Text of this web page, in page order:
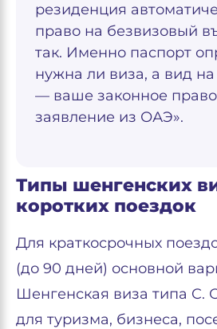
резиденция
право на безвизовый
так. Именно паспорт
нужна ли виза, а вид
— ваше законное
заявление из ОАЭ».
Типы шенгенских
коротких поездок
Для краткосрочных
(до 90 дней) основной
Шенгенская виза типа C.
для туризма, бизнеса,